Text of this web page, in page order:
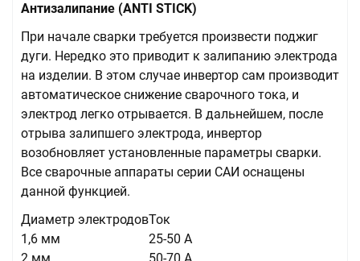
Антизалипание (ANTI STICK)
При начале сварки требуется произвести поджиг
дуги. Нередко это приводит к залипанию электрода
на изделии. В этом случае инвертор сам производит
автоматическое снижение сварочного тока, и
электрод легко отрывается. В дальнейшем, после
отрыва залипшего электрода, инвертор
возобновляет установленные параметры сварки.
Все сварочные аппараты серии САИ оснащены
данной функцией.
Диаметр электродовТок
1,6 мм
25-50 А